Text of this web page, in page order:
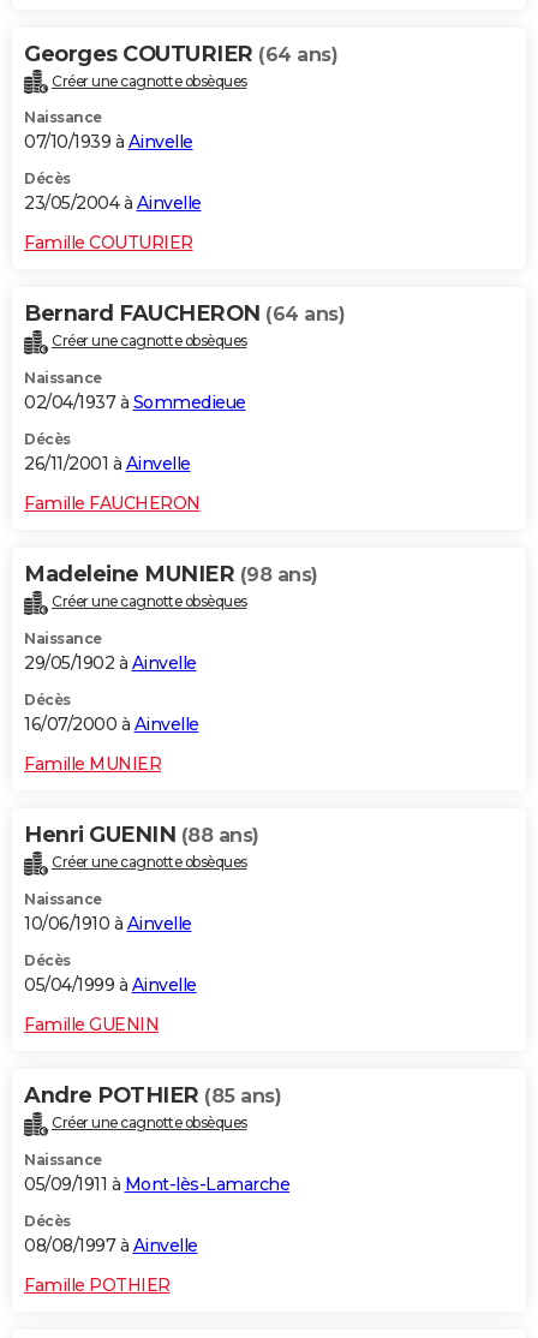
Georges COUTURIER (64 ans)
Créer une cagnotte obsèques
Naissance
07/10/1939 à Ainvelle
Décès
23/05/2004 à Ainvelle
Famille COUTURIER
Bernard FAUCHERON (64 ans)
Créer une cagnotte obsèques
Naissance
02/04/1937 à Sommedieue
Décès
26/11/2001 à Ainvelle
Famille FAUCHERON
Madeleine MUNIER (98 ans)
Créer une cagnotte obsèques
Naissance
29/05/1902 à Ainvelle
Décès
16/07/2000 à Ainvelle
Famille MUNIER
Henri GUENIN (88 ans)
Créer une cagnotte obsèques
Naissance
10/06/1910 à Ainvelle
Décès
05/04/1999 à Ainvelle
Famille GUENIN
Andre POTHIER (85 ans)
Créer une cagnotte obsèques
Naissance
05/09/1911 à Mont-lès-Lamarche
Décès
08/08/1997 à Ainvelle
Famille POTHIER